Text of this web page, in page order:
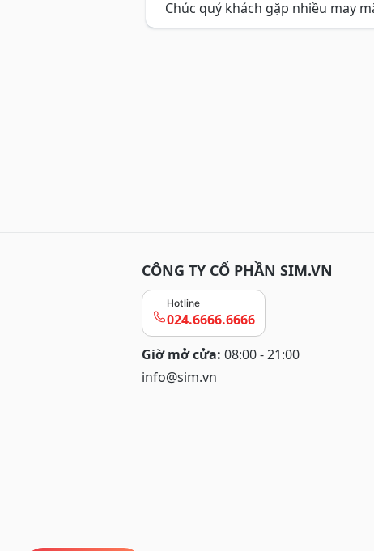
Chúc quý khách gặp nhiều may
CÔNG TY CỔ PHẦN SIM.VN
Hotline
024.6666.6666
Giờ mở cửa: 08:00 - 21:00
info@sim.vn